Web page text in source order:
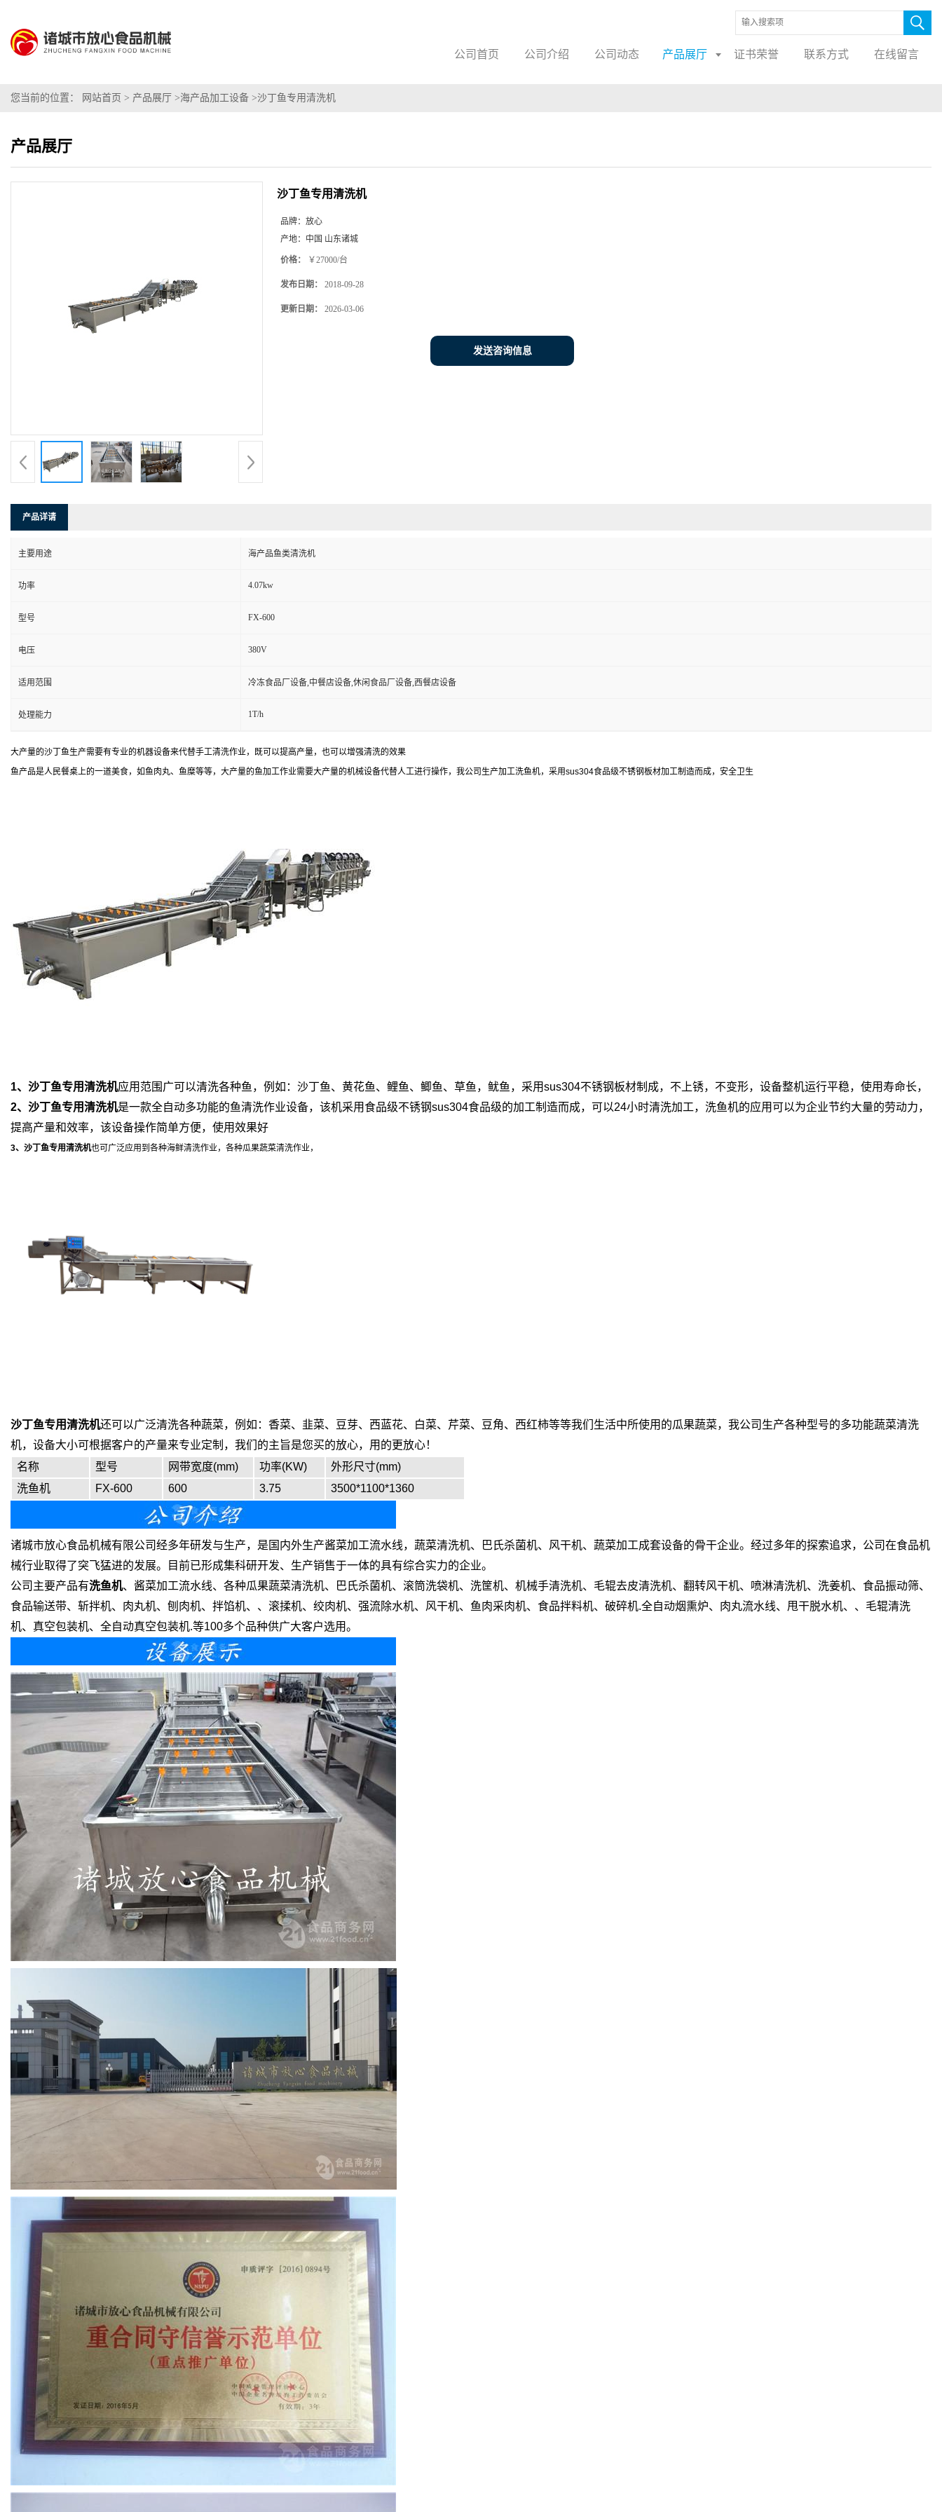
公司首页 公司介绍 公司动态 产品展厅 证书荣誉 联系方式 在线留言
您当前的位置： 网站首页 > 产品展厅 >海产品加工设备 >沙丁鱼专用清洗机
产品展厅
沙丁鱼专用清洗机
品牌： 放心
产地： 中国 山东诸城
价格： ￥27000/台
发布日期： 2018-09-28
更新日期： 2026-03-06
发送咨询信息
产品详请
主要用途 海产品鱼类清洗机
功率 4.07kw
型号 FX-600
电压 380V
适用范围 冷冻食品厂设备,中餐店设备,休闲食品厂设备,西餐店设备
处理能力 1T/h
大产量的沙丁鱼生产需要有专业的机器设备来代替手工清洗作业，既可以提高产量，也可以增强清洗的效果
鱼产品是人民餐桌上的一道美食，如鱼肉丸、鱼糜等等，大产量的鱼加工作业需要大产量的机械设备代替人工进行操作，我公司生产加工洗鱼机，采用sus304食品级不锈钢板材加工制造而成，安全卫生
1、沙丁鱼专用清洗机应用范围广可以清洗各种鱼，例如：沙丁鱼、黄花鱼、鲤鱼、鲫鱼、草鱼，鱿鱼， 采用sus304不锈钢板材制成，不上锈，不变形，设备整机运行平稳，使用寿命长，
2、沙丁鱼专用清洗机是一款全自动多功能的鱼清洗作业设备，该机采用食品级不锈钢sus304食品级的加工制造而成，可以24小时清洗加工，洗鱼机的应用可以为企业节约大量的劳动力，
提高产量和效率，该设备操作简单方便，使用效果好
3、沙丁鱼专用清洗机也可广泛应用到各种海鲜清洗作业，各种瓜果蔬菜清洗作业，
沙丁鱼专用清洗机还可以广泛清洗各种蔬菜，例如：香菜、韭菜、豆芽、西蓝花、白菜、芹菜、豆角、西红柿等等我们生活中所使用的瓜果蔬菜，我公司生产各种型号的多功能蔬菜清洗
机，设备大小可根据客户的产量来专业定制，我们的主旨是您买的放心，用的更放心！
名称
型号 网带宽度(mm) 功率(KW)
外形尺寸(mm)
洗鱼机
FX-600 600 3.75 3500*1100*1360
诸城市放心食品机械有限公司经多年研发与生产，是国内外生产酱菜加工流水线，蔬菜清洗机、巴氏杀菌机、风干机、蔬菜加工成套设备的骨干企业。经过多年的探索追求，公司在食品机
械行业取得了突飞猛进的发展。目前已形成集科研开发、生产销售于一体的具有综合实力的企业。
公司主要产品有洗鱼机、酱菜加工流水线、各种瓜果蔬菜清洗机、巴氏杀菌机、滚筒洗袋机、洗筐机、机械手清洗机、毛辊去皮清洗机、翻转风干机、喷淋清洗机、洗姜机、食品振动筛、
食品输送带、斩拌机、肉丸机、刨肉机、拌馅机、、滚揉机、绞肉机、强流除水机、风干机、鱼肉采肉机、食品拌料机、破碎机.全自动烟熏炉、肉丸流水线、甩干脱水机、、毛辊清洗
机、真空包装机、全自动真空包装机.等100多个品种供广大客户选用。